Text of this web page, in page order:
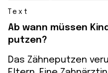
Text
Ab wann müssen
putzen?
Das Zähneputzen